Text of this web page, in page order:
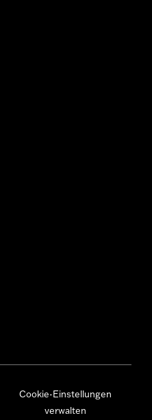
Cookie-Einstellungen
verwalten